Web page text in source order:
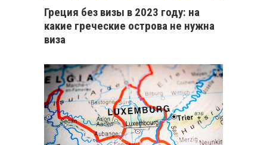
Греция без визы в 2023 году: на
какие греческие острова не нужна
виза